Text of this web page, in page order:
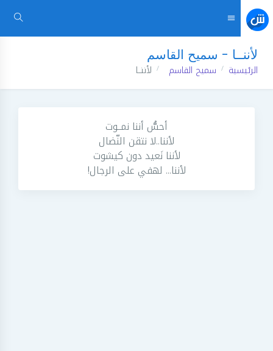
لأننــا - سميح القاسم
الرئيسية سميح القاسم لأننــا
أحسُّ أننا نمــوت
لأننا..لا نتقن النّضال
لأننا نَعيد دون كيشوت
لأننا... لهفي على الرجال!